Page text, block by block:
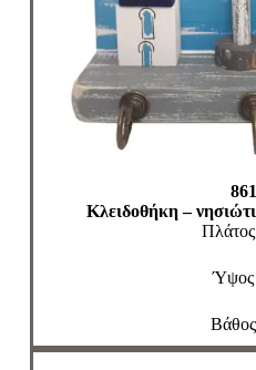
Κλειδοθήκη –
Ύψος